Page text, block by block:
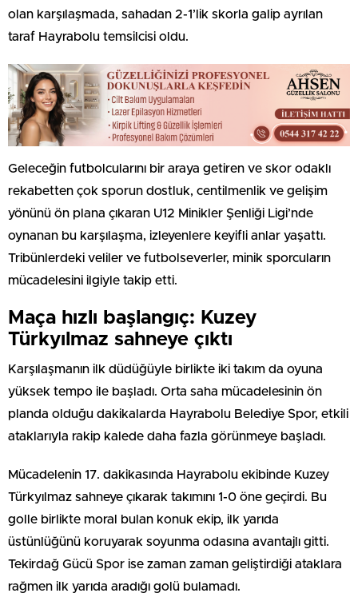
olan karşılaşmada, sahadan 2-1’lik skorla galip ayrılan
taraf Hayrabolu temsilcisi oldu.
Geleceğin futbolcularını bir araya getiren ve skor odaklı
rekabetten çok sporun dostluk, centilmenlik ve gelişim
yönünü ön plana çıkaran U12 Minikler Şenliği Ligi’nde
oynanan bu karşılaşma, izleyenlere keyifli anlar yaşattı.
Tribünlerdeki veliler ve futbolseverler, minik sporcuların
mücadelesini ilgiyle takip etti.
Maça hızlı başlangıç: Kuzey
Türkyılmaz sahneye çıktı
Karşılaşmanın ilk düdüğüyle birlikte iki takım da oyuna
yüksek tempo ile başladı. Orta saha mücadelesinin ön
planda olduğu dakikalarda Hayrabolu Belediye Spor, etkili
ataklarıyla rakip kalede daha fazla görünmeye başladı.
Mücadelenin 17. dakikasında Hayrabolu ekibinde Kuzey
Türkyılmaz sahneye çıkarak takımını 1-0 öne geçirdi. Bu
golle birlikte moral bulan konuk ekip, ilk yarıda
üstünlüğünü koruyarak soyunma odasına avantajlı gitti.
Tekirdağ Gücü Spor ise zaman zaman geliştirdiği ataklara
rağmen ilk yarıda aradığı golü bulamadı.